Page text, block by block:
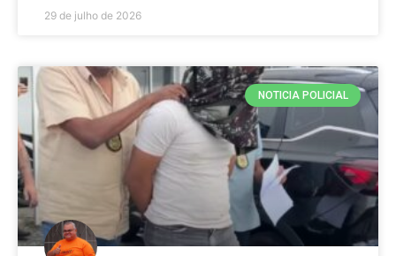
29 de julho de 2026
NOTICIA POLICIAL